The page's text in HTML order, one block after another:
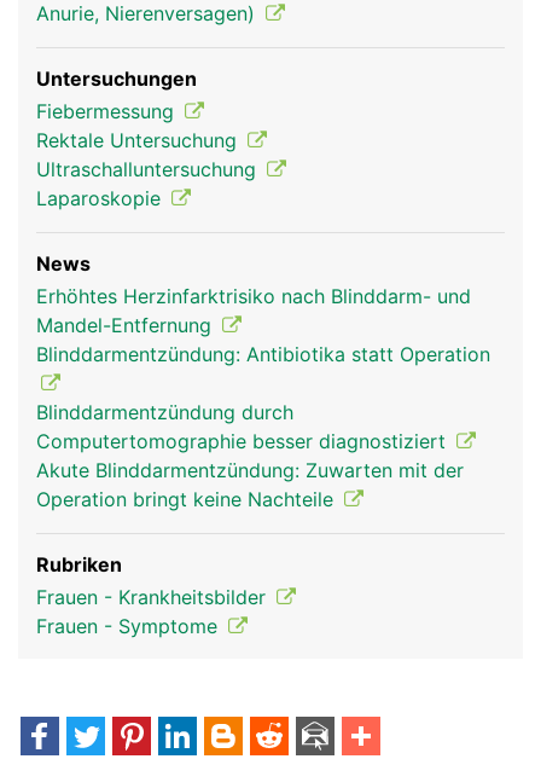
Anurie, Nierenversagen)
Untersuchungen
Fiebermessung
Rektale Untersuchung
Ultraschalluntersuchung
Laparoskopie
News
Erhöhtes Herzinfarktrisiko nach Blinddarm- und
Mandel-Entfernung
Blinddarmentzündung: Antibiotika statt Operation
Blinddarmentzündung durch
Computertomographie besser diagnostiziert
Akute Blinddarmentzündung: Zuwarten mit der
Operation bringt keine Nachteile
Rubriken
Frauen - Krankheitsbilder
Frauen - Symptome